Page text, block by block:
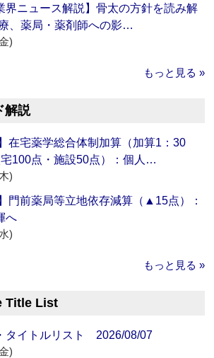
界ニュース解説】骨太の方針を読み解
、薬局・薬剤師への影…
)
もっと見る »
解説
在宅薬学総合体制加算（加算1：30
100点・施設50点）：個人…
)
門前薬局等立地依存減算（▲15点）：
へ
)
もっと見る »
Title List
タイトルリスト 2026/08/07
)